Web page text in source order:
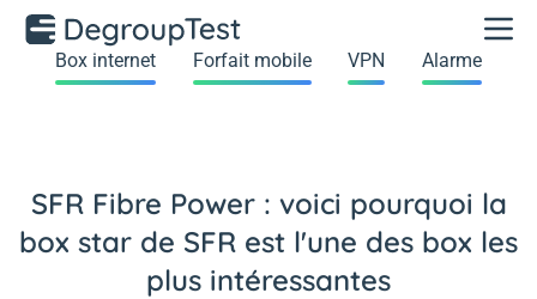
Box internet Forfait mobile VPN Alarme
SFR Fibre Power : voici pourquoi la
box star de SFR est l'une des box les
plus intéressantes